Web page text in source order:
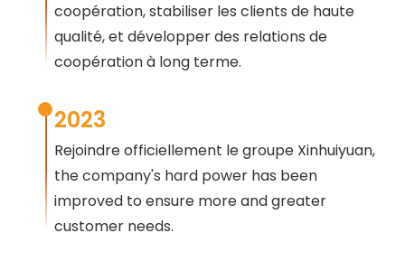
coopération, stabiliser les clients de haute
qualité, et développer des relations de
coopération à long terme.
2023
Rejoindre officiellement le groupe Xinhuiyuan,
the company's hard power has been
improved to ensure more and greater
customer needs.